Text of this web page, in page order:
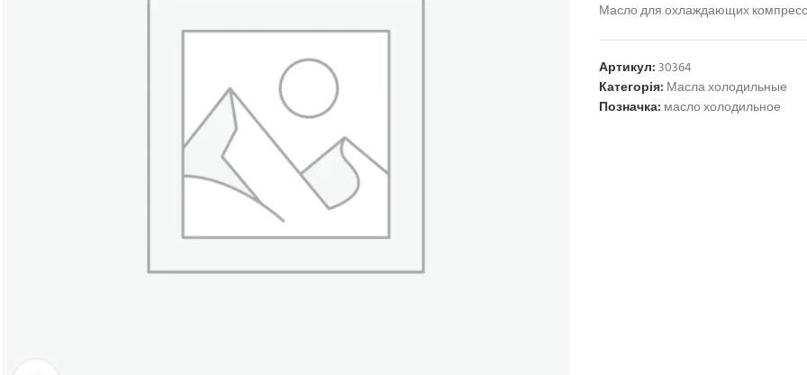
Масло для охлаждающих
Артикул:30364
Категорія: Масла холодильные
Позначка: масло холодильное